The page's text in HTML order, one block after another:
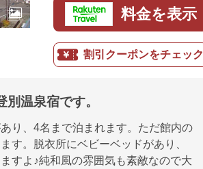
料金を表示
割引クーポンをチェック
温泉宿です。
り、4名まで泊まれます。ただ館内の
す。脱衣所にベビーベッドがあり、
すよ♪純和風の雰囲気も素敵なので大